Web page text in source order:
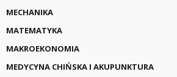
MECHANIKA
MATEMATYKA
MAKROEKONOMIA
MEDYCYNA CHIŃSKA I AKUPUNKTURA